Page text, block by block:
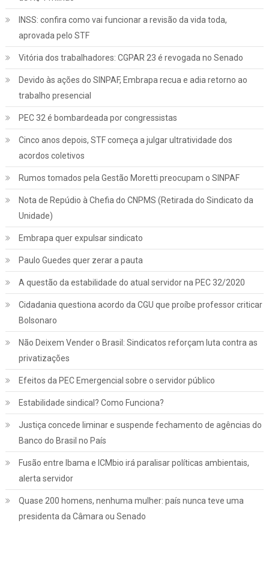
INSS: confira como vai funcionar a revisão da vida toda,
aprovada pelo STF
Vitória dos trabalhadores: CGPAR 23 é revogada no Senado
Devido às ações do SINPAF, Embrapa recua e adia retorno ao
trabalho presencial
PEC 32 é bombardeada por congressistas
Cinco anos depois, STF começa a julgar ultratividade dos
acordos coletivos
Rumos tomados pela Gestão Moretti preocupam o SINPAF
Nota de Repúdio à Chefia do CNPMS (Retirada do Sindicato da
Unidade)
Embrapa quer expulsar sindicato
Paulo Guedes quer zerar a pauta
A questão da estabilidade do atual servidor na PEC 32/2020
Cidadania questiona acordo da CGU que proíbe professor criticar
Bolsonaro
Não Deixem Vender o Brasil: Sindicatos reforçam luta contra as
privatizações
Efeitos da PEC Emergencial sobre o servidor público
Estabilidade sindical? Como Funciona?
Justiça concede liminar e suspende fechamento de agências do
Banco do Brasil no País
Fusão entre Ibama e ICMbio irá paralisar políticas ambientais,
alerta servidor
Quase 200 homens, nenhuma mulher: país nunca teve uma
presidenta da Câmara ou Senado
INSS: confira como vai funcionar a
revisão da vida toda, aprovada pelo STF